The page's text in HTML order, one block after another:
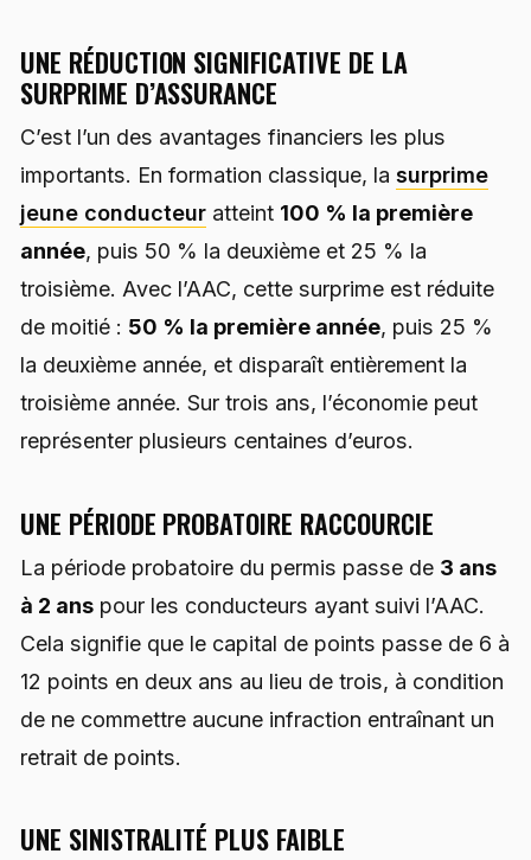
UNE RÉDUCTION SIGNIFICATIVE DE LA
SURPRIME D’ASSURANCE
C’est l’un des avantages financiers les plus
importants. En formation classique, la surprime
jeune conducteur atteint 100 % la première
année, puis 50 % la deuxième et 25 % la
troisième. Avec l’AAC, cette surprime est réduite
de moitié : 50 % la première année, puis 25 %
la deuxième année, et disparaît entièrement la
troisième année. Sur trois ans, l’économie peut
représenter plusieurs centaines d’euros.
UNE PÉRIODE PROBATOIRE RACCOURCIE
La période probatoire du permis passe de 3 ans
à 2 ans pour les conducteurs ayant suivi l’AAC.
Cela signifie que le capital de points passe de 6 à
12 points en deux ans au lieu de trois, à condition
de ne commettre aucune infraction entraînant un
retrait de points.
UNE SINISTRALITÉ PLUS FAIBLE